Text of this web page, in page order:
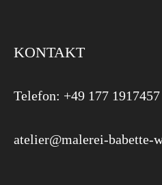
KONTAKT
Telefon: +49 177 1917457
atelier@malerei-babette-